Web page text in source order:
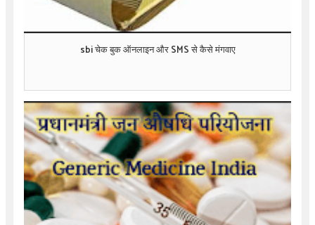
sbi चेक बुक ऑनलाइन और SMS से कैसे मंगवाए